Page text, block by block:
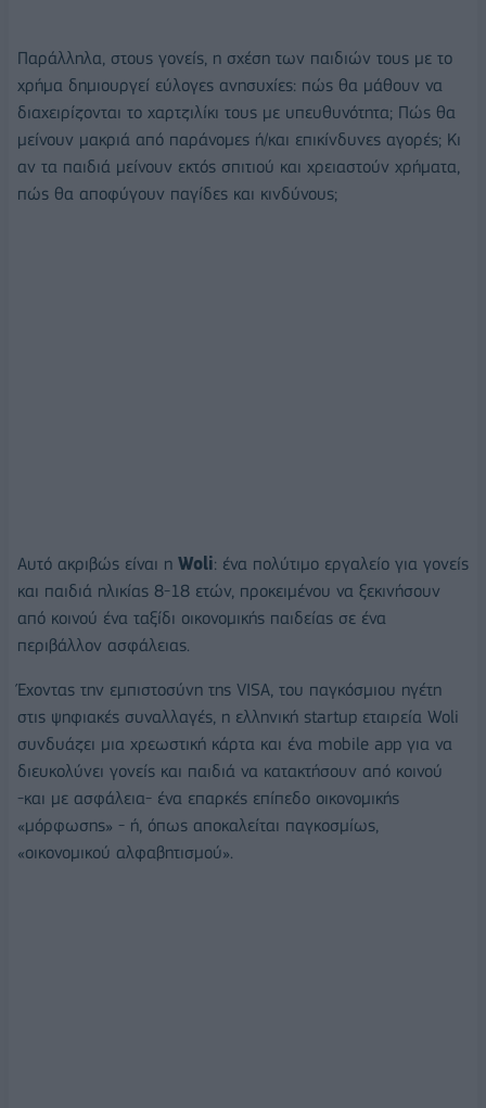
Παράλληλα, στους γονείς, η σχέση των παιδιών τους με το
χρήμα δημιουργεί εύλογες ανησυχίες: πώς θα μάθουν να
διαχειρίζονται το χαρτζιλίκι τους με υπευθυνότητα; Πώς θα
μείνουν μακριά από παράνομες ή/και επικίνδυνες αγορές; Κι
αν τα παιδιά μείνουν εκτός σπιτιού και χρειαστούν χρήματα,
πώς θα αποφύγουν παγίδες και κινδύνους;
Αυτό ακριβώς είναι η Woli: ένα πολύτιμο εργαλείο για γονείς
και παιδιά ηλικίας 8-18 ετών, προκειμένου να ξεκινήσουν
από κοινού ένα ταξίδι οικονομικής παιδείας σε ένα
περιβάλλον ασφάλειας.
Έχοντας την εμπιστοσύνη της VISA, του παγκόσμιου ηγέτη
στις ψηφιακές συναλλαγές, η ελληνική startup εταιρεία Woli
συνδυάζει μια χρεωστική κάρτα και ένα mobile app για να
διευκολύνει γονείς και παιδιά να κατακτήσουν από κοινού
-και με ασφάλεια- ένα επαρκές επίπεδο οικονομικής
«μόρφωσης» - ή, όπως αποκαλείται παγκοσμίως,
«οικονομικού αλφαβητισμού».